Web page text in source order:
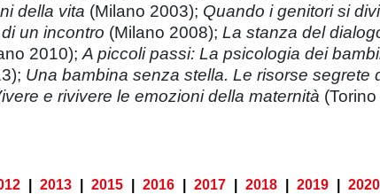
della vita (Milano 2003); Quando i genitori si
un incontro (Milano 2008); La stanza del
2010); A piccoli passi: La psicologia dei
Una bambina senza stella. Le risorse segrete
e rivivere le emozioni della maternità
2013 2015 2016 2017 2018 2019 2020